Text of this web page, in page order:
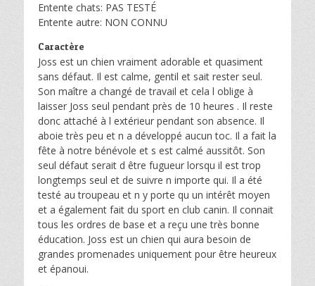
Entente chats: PAS TESTÉ
Entente autre: NON CONNU
Caractère
Joss est un chien vraiment adorable et quasiment
sans défaut. Il est calme, gentil et sait rester seul.
Son maître a changé de travail et cela l oblige à
laisser Joss seul pendant près de 10 heures . Il reste
donc attaché à l extérieur pendant son absence. Il
aboie très peu et n a développé aucun toc. Il a fait la
fête à notre bénévole et s est calmé aussitôt. Son
seul défaut serait d être fugueur lorsqu il est trop
longtemps seul et de suivre n importe qui. Il a été
testé au troupeau et n y porte qu un intérêt moyen
et a également fait du sport en club canin. Il connait
tous les ordres de base et a reçu une très bonne
éducation. Joss est un chien qui aura besoin de
grandes promenades uniquement pour être heureux
et épanoui.